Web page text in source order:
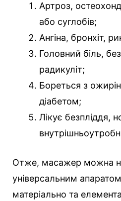
Артроз,
або суглобів;
Ангіна, бронхіт,
Головний біль,
радикуліт;
Бореться з
діабетом;
Лікує безпліддя,
Отже, масажер можна
універсальним
матеріально та